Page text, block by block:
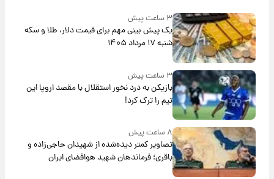
۳ ساعت پیش
یک پیش ‌بینی مهم برای قیمت دلار، طلا و سکه
شنبه ۱۷ مرداد ۱۴۰۵
۳ ساعت پیش
بازیکن به درد نخور استقلال با مقصد اروپا این
تیم را ترک کرد!
۸ ساعت پیش
تصاویر کمتر دیده‌شده از شهیدان حاجی‌زاده و
باقری؛ فرماندهان شهید هوافضای ایران